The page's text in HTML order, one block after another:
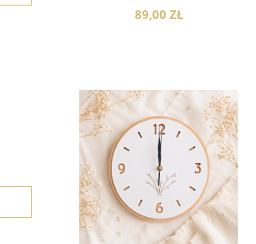
89,00 ZŁ
do koszyka